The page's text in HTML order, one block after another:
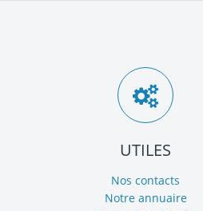
UTILES
Nos contacts
Notre annuaire